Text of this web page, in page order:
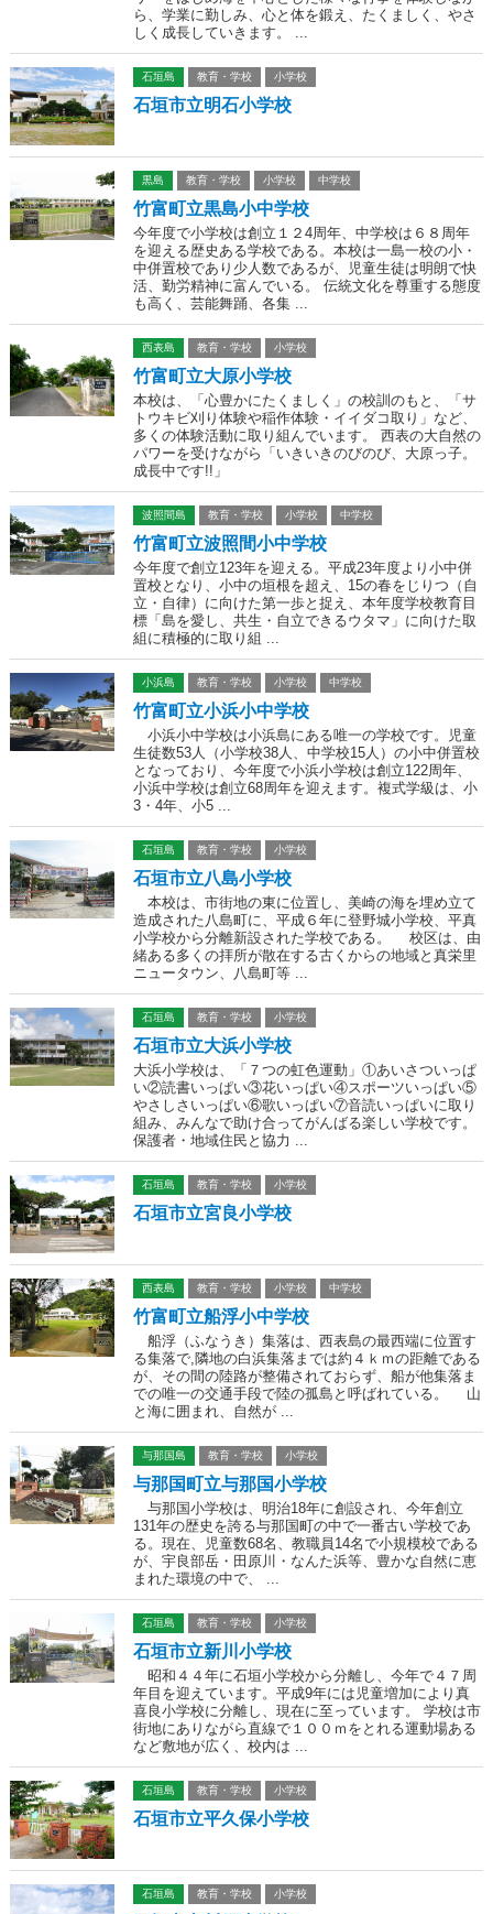
ら、学業に勤しみ、心と体を鍛え、たくましく、やさ
しく成長していきます。 ...
石垣島 教育・学校 小学校
石垣市立明石小学校
黒島 教育・学校 小学校 中学校
竹富町立黒島小中学校
今年度で小学校は創立１２4周年、中学校は６８周年
を迎える歴史ある学校である。本校は一島一校の小・
中併置校であり少人数であるが、児童生徒は明朗で快
活、勤労精神に富んでいる。 伝統文化を尊重する態度
も高く、芸能舞踊、各集 ...
西表島 教育・学校 小学校
竹富町立大原小学校
本校は、「心豊かにたくましく」の校訓のもと、「サ
トウキビ刈り体験や稲作体験・イイダコ取り」など、
多くの体験活動に取り組んでいます。 西表の大自然の
パワーを受けながら「いきいきのびのび、大原っ子。
成長中です!!」
波照間島 教育・学校 小学校 中学校
竹富町立波照間小中学校
今年度で創立123年を迎える。平成23年度より小中併
置校となり、小中の垣根を超え、15の春をじりつ（自
立・自律）に向けた第一歩と捉え、本年度学校教育目
標「島を愛し、共生・自立できるウタマ」に向けた取
組に積極的に取り組 ...
小浜島 教育・学校 小学校 中学校
竹富町立小浜小中学校
小浜小中学校は小浜島にある唯一の学校です。児童
生徒数53人（小学校38人、中学校15人）の小中併置校
となっており、今年度で小浜小学校は創立122周年、
小浜中学校は創立68周年を迎えます。複式学級は、小
3・4年、小5 ...
石垣島 教育・学校 小学校
石垣市立八島小学校
本校は、市街地の東に位置し、美崎の海を埋め立て
造成された八島町に、平成６年に登野城小学校、平真
小学校から分離新設された学校である。 校区は、由
緒ある多くの拝所が散在する古くからの地域と真栄里
ニュータウン、八島町等 ...
石垣島 教育・学校 小学校
石垣市立大浜小学校
大浜小学校は、「７つの虹色運動」①あいさついっぱ
い②読書いっぱい③花いっぱい④スポーツいっぱい⑤
やさしさいっぱい⑥歌いっぱい⑦音読いっぱいに取り
組み、みんなで助け合ってがんばる楽しい学校です。
保護者・地域住民と協力 ...
石垣島 教育・学校 小学校
石垣市立宮良小学校
西表島 教育・学校 小学校 中学校
竹富町立船浮小中学校
船浮（ふなうき）集落は、西表島の最西端に位置す
る集落で,隣地の白浜集落までは約４ｋｍの距離である
が、その間の陸路が整備されておらず、船が他集落ま
での唯一の交通手段で陸の孤島と呼ばれている。 山
と海に囲まれ、自然が ...
与那国島 教育・学校 小学校
与那国町立与那国小学校
与那国小学校は、明治18年に創設され、今年創立
131年の歴史を誇る与那国町の中で一番古い学校であ
る。現在、児童数68名、教職員14名で小規模校である
が、宇良部岳・田原川・なんた浜等、豊かな自然に恵
まれた環境の中で、 ...
石垣島 教育・学校 小学校
石垣市立新川小学校
昭和４４年に石垣小学校から分離し、今年で４７周
年目を迎えています。平成9年には児童増加により真
喜良小学校に分離し、現在に至っています。 学校は市
街地にありながら直線で１００ｍをとれる運動場ある
など敷地が広く、校内は ...
石垣島 教育・学校 小学校
石垣市立平久保小学校
石垣島 教育・学校 小学校